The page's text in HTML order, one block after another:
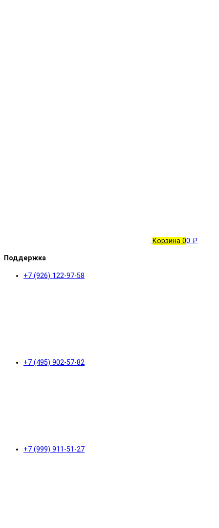
Корзина 00 ₽
Поддержка
+7 (926) 122-97-58
+7 (495) 902-57-82
+7 (999) 911-51-27